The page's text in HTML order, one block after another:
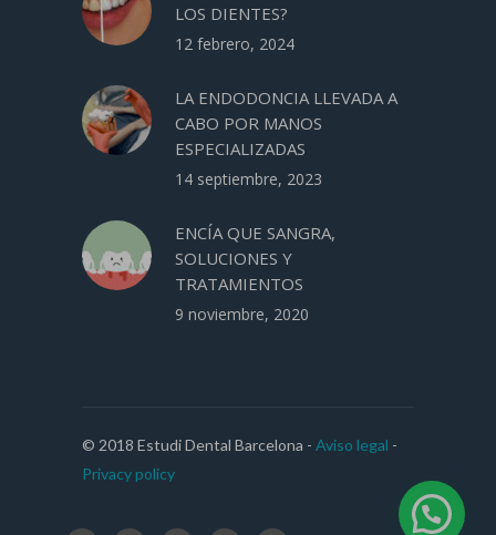
LOS DIENTES?
12 febrero, 2024
LA ENDODONCIA LLEVADA A
CABO POR MANOS
ESPECIALIZADAS
14 septiembre, 2023
ENCÍA QUE SANGRA,
SOLUCIONES Y
TRATAMIENTOS
9 noviembre, 2020
© 2018 Estudi Dental Barcelona - Aviso legal -
Privacy policy